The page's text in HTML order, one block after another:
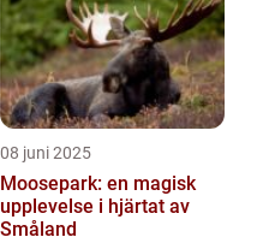
08 juni 2025
Moosepark: en magisk
upplevelse i hjärtat av
Småland